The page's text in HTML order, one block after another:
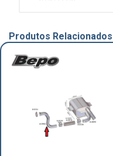
Produtos Relacionados